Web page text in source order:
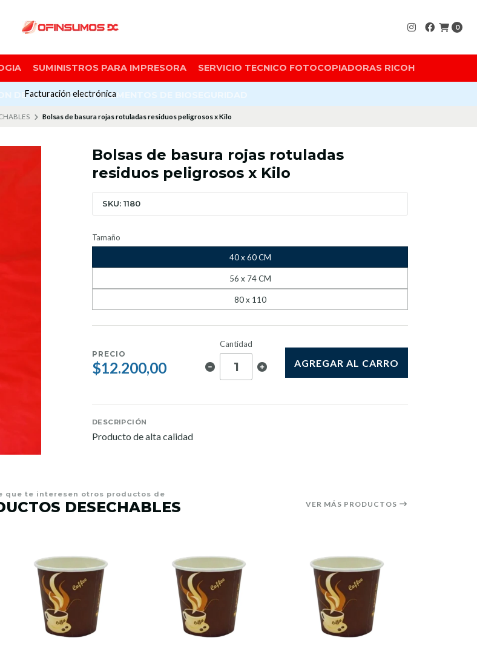
0
SUMINISTROS PARA IMPRESORA SERVICIO TECNICO FOTOCOPIADORAS RICOH
DE SUPERFICIES Y ELEMENTOS DE BIOSEGURIDAD
Facturación electrónica
Bolsas de basura rojas rotuladas residuos peligrosos x Kilo
Bolsas de basura rojas rotuladas
residuos peligrosos x Kilo
SKU: 1180
Tamaño
40 x 60 CM
56 x 74 CM
80 x 110
PRECIO
$12.200,00
Cantidad
AGREGAR AL CARRO
DESCRIPCIÓN
Producto de alta calidad
que te interesen otros productos de
DESECHABLES VER MÁS PRODUCTOS